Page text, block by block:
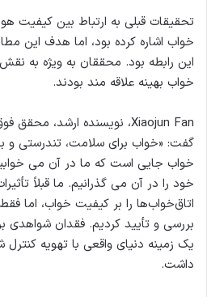
تحقیقات قبلی به ارتباط بین کیفیت
خواب اشاره کرده بود، اما هدف این
این رابطه بود. محققان به ویژه به
خواب بهینه علاقه مند بودند.
گفت: «خواب برای سلامت، تندرستی و
خواب جایی است که ما در آن می
خود را در آن می گذرانیم. ما قبلاً
اتاق‌خواب‌ها را بر کیفیت خواب، اما
بررسی و تأیید کردیم. فقدان شواهدی
یک زمینه دنیای واقعی با تهویه
داشت.